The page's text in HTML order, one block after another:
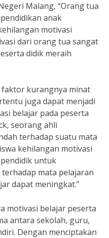
Malang, “Orang tua
anak
motivasi
dari orang tua sangat
didik meraih
kurangnya minat
juga dapat menjadi
belajar pada peserta
seorang ahli
terhadap suatu mata
kehilangan motivasi
untuk
mata pelajaran
dapat meningkat.”
motivasi belajar peserta
antara sekolah, guru,
Dengan menciptakan